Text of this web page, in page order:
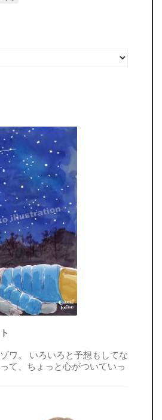
ワ。 いろいろと予想もしてな
て、ちょっと心がついていっ